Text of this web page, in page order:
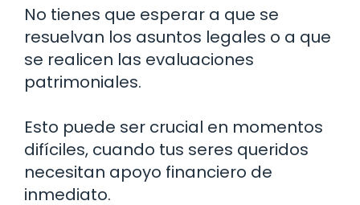
No tienes que esperar a que se
resuelvan los asuntos legales o a que
se realicen las evaluaciones
patrimoniales.
Esto puede ser crucial en momentos
difíciles, cuando tus seres queridos
necesitan apoyo financiero de
inmediato.